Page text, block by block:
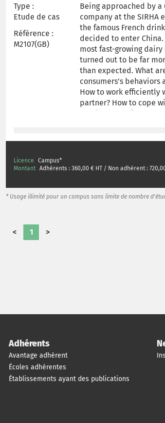
Type :
Etude de cas
Référence :
M2107(GB)
Being approached by a
company at the SIRHA
the famous French
decided to enter
most fast-growing
turned out to be far
than expected. What
consumers's behaviors
How to work efficiently
partner? How to cope
regulatory environment
questions that Candia
to succeed in selling
This case is developed
story. It reflects in a
challenges faced by a
when expanding
Licence Campus*
* Usage illimité pour un campus sans limite de nombre
Montant Adhérents : 360,00 € HT / Non adhérent :
< 1 >
Adhérents
Avantage adhérent
Écoles adhérentes
Établissements ayant des publications